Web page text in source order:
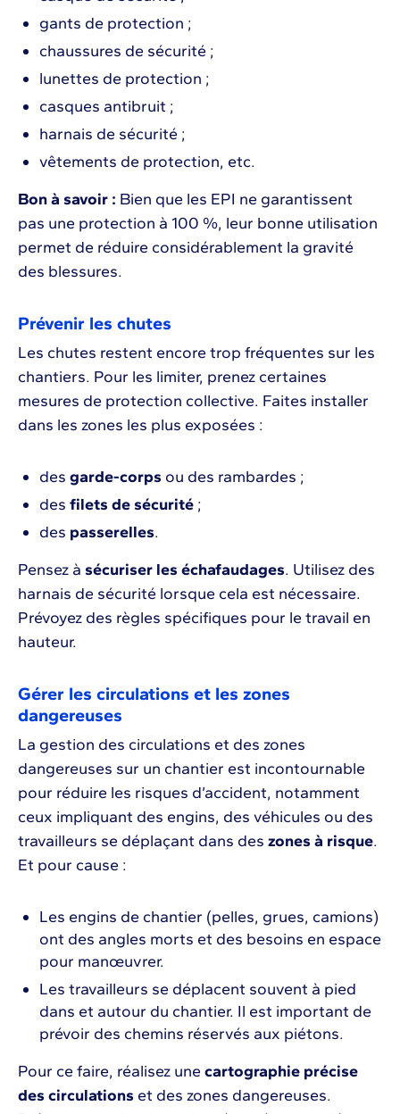
gants de protection ;
chaussures de sécurité ;
lunettes de protection ;
casques antibruit ;
harnais de sécurité ;
vêtements de protection, etc.
Bon à savoir : Bien que les EPI ne garantissent
pas une protection à 100 %, leur bonne utilisation
permet de réduire considérablement la gravité
des blessures.
Prévenir les chutes
Les chutes restent encore trop fréquentes sur les
chantiers. Pour les limiter, prenez certaines
mesures de protection collective. Faites installer
dans les zones les plus exposées :
des garde-corps ou des rambardes ;
des filets de sécurité ;
des passerelles.
Pensez à sécuriser les échafaudages. Utilisez des
harnais de sécurité lorsque cela est nécessaire.
Prévoyez des règles spécifiques pour le travail en
hauteur.
Gérer les circulations et les zones
dangereuses
La gestion des circulations et des zones
dangereuses sur un chantier est incontournable
pour réduire les risques d’accident, notamment
ceux impliquant des engins, des véhicules ou des
travailleurs se déplaçant dans des zones à risque.
Et pour cause :
Les engins de chantier (pelles, grues, camions)
ont des angles morts et des besoins en espace
pour manœuvrer.
Les travailleurs se déplacent souvent à pied
dans et autour du chantier. Il est important de
prévoir des chemins réservés aux piétons.
Pour ce faire, réalisez une cartographie précise
des circulations et des zones dangereuses.